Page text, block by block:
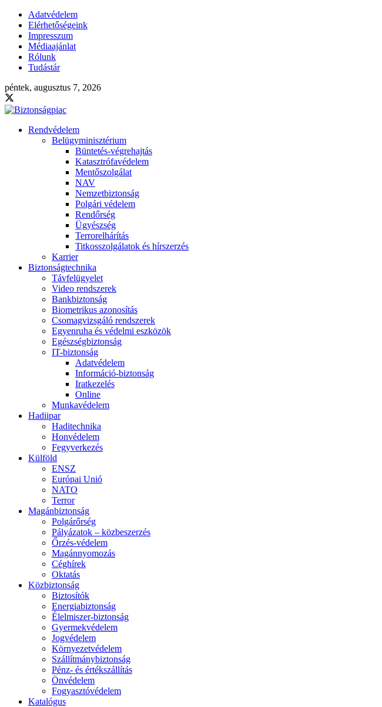
Adatvédelem
Elérhetőségeink
Impresszum
Médiaajánlat
Rólunk
Tudástár
péntek, augusztus 7, 2026
Rendvédelem
Belügyminisztérium
Büntetés-végrehajtás
Katasztrófavédelem
Mentőszolgálat
NAV
Nemzetbiztonság
Polgári védelem
Rendőrség
Ügyészség
Terrorelhárítás
Titkosszolgálatok és hírszerzés
Karrier
Biztonságtechnika
Távfelügyelet
Video rendszerek
Bankbiztonság
Biometrikus azonosítás
Csomagvizsgáló rendszerek
Egyenruha és védelmi eszközök
Egészségbiztonság
IT-biztonság
Adatvédelem
Információ-biztonság
Iratkezelés
Online
Munkavédelem
Hadiipar
Haditechnika
Honvédelem
Fegyverkezés
Külföld
ENSZ
Európai Unió
NATO
Terror
Magánbiztonság
Polgárőrség
Pályázatok – közbeszerzés
Őrzés-védelem
Magánnyomozás
Céghírek
Oktatás
Közbiztonság
Biztosítók
Energiabiztonság
Élelmiszer-biztonság
Gyermekvédelem
Jogvédelem
Környezetvédelem
Szállítmánybiztonság
Pénz- és értékszállítás
Önvédelem
Fogyasztóvédelem
Katalógus